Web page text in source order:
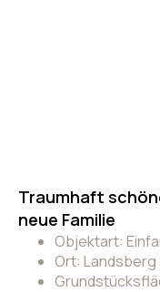
Traumhaft
neue Familie
Objektart:
Ort: Landsberg